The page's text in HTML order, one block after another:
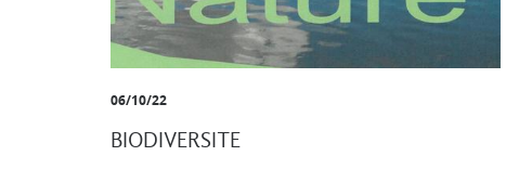
06/10/22
BIODIVERSITE